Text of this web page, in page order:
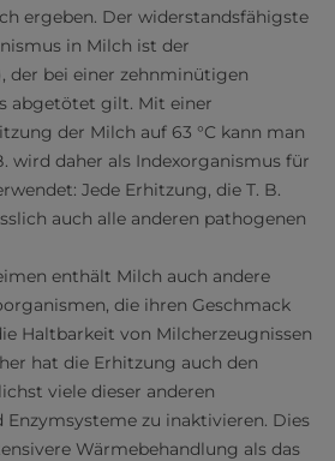
ergeben. Der widerstandsfähigste
in Milch ist der
der bei einer zehnminütigen
abgetötet gilt. Mit einer
der Milch auf 63 °C kann man
wird daher als Indexorganismus für
Jede Erhitzung, die T. B.
auch alle anderen pathogenen
enthält Milch auch andere
die ihren Geschmack
Haltbarkeit von Milcherzeugnissen
hat die Erhitzung auch den
viele dieser anderen
zu inaktivieren. Dies
Wärmebehandlung als das